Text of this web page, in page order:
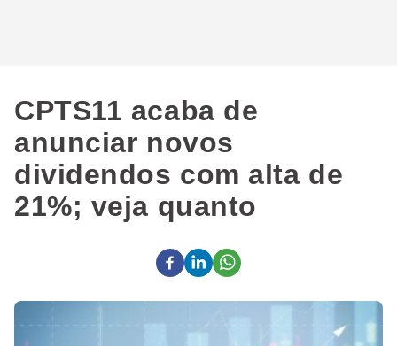
CPTS11 acaba de
anunciar novos
dividendos com alta de
21%; veja quanto